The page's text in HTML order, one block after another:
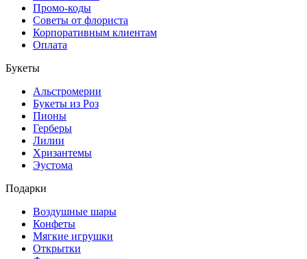
Промо-коды
Советы от флориста
Корпоративным клиентам
Оплата
Букеты
Альстромерии
Букеты из Роз
Пионы
Герберы
Лилии
Хризантемы
Эустома
Подарки
Воздушные шары
Конфеты
Мягкие игрушки
Открытки